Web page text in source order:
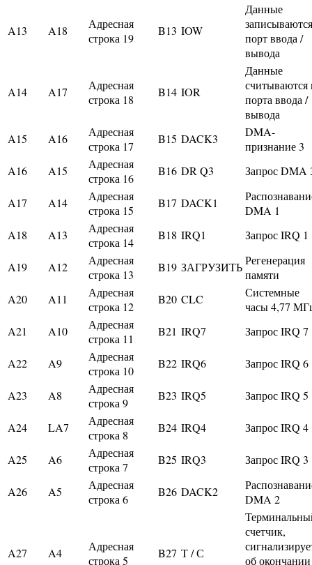
A13 A18
Адресная
строка 19
B13 IOW
Данные
порт ввода /
вывода
A14 A17
Адресная
строка 18
B14 IOR
Данные
считываются
порта ввода /
вывода
A15
A16
Адресная
строка 17
B15 DACK3
DMA-
признание 3
A16
A15
Адресная
строка 16
B16 DR Q3 Запрос DMA
A17 A14
Адресная
строка 15
B17 DACK1
DMA 1
A18
A13
Адресная
строка 14
B18 IRQ1 Запрос IRQ 1
A19 A12
Адресная
строка 13
B19 ЗАГРУЗИТЬРегенерация
памяти
A20
A11
Адресная
строка 12
B20 CLC
Системные
часы 4,77
A21
A10
Адресная
строка 11
B21 IRQ7 Запрос IRQ 7
A22 A9
Адресная
строка 10
B22 IRQ6 Запрос IRQ 6
A23 A8
Адресная
строка 9
B23 IRQ5 Запрос IRQ 5
A24 LA7
Адресная
строка 8
B24 IRQ4 Запрос IRQ 4
A25 A6
Адресная
строка 7
B25 IRQ3 Запрос IRQ 3
A26 A5
Адресная
строка 6
B26 DACK2
DMA 2
A27 A4
Адресная
строка 5
B27 Т / С
счетчик,
об окончании